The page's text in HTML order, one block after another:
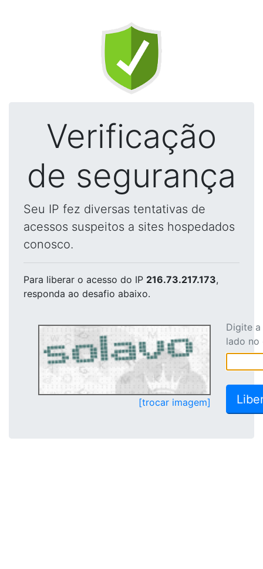
Verificação
de segurança
Seu IP fez diversas tentativas de
acessos suspeitos a sites hospedados
conosco.
Para liberar o acesso do IP 216.73.217.173,
responda ao desafio abaixo.
[trocar imagem]
Digite
lado no